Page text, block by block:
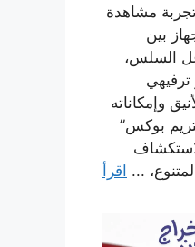
مشاهدة
بين
السلس،
وإمكاناته
بوكس”
... اقرأ